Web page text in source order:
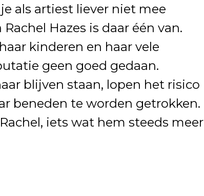
als artiest liever niet mee
Hazes is daar één van.
kinderen en haar vele
geen goed gedaan.
blijven staan, lopen het risico
beneden te worden getrokken.
iets wat hem steeds meer